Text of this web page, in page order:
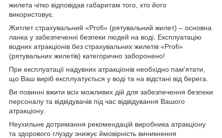
жилета чітко відповідав габаритам того, хто його
використовує.
Житлет страхувальний «Profi» (рятувальний жилет) – основна
ланка у забезпеченні безпеки людей на воді. Експлуатацію
водних атракціонів без страхувальних жилетів «Profi»
(рятувальних жилетів) категорично заборонено!
При експлуатації надувних атракціонів необхідно пам'ятати,
що Ваш виріб експлуатується у воді та на відстані від берега.
Ви повинні вжити всіх можливих дій для забезпечення безпеки
персоналу та відвідувачів під час відвідування Вашого
атракціону.
Неухильне дотримання рекомендацій виробника атракціону
та здорового глузду знижує ймовірність виникнення